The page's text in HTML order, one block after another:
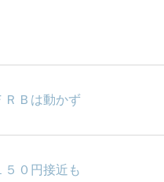
ＲＢは動かず
０円接近も